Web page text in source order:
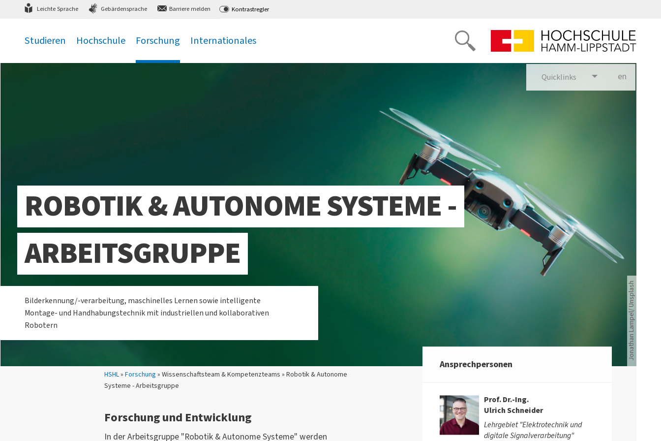
zum Hauptmenü zum Inhalt,
Leichte Sprache Gebärdensprache Barriere melden Kontrastregler
Studieren Hochschule Forschung Internationales
Quicklinks en
Sie sind hier:
HSHL» Forschung » Wissenschaftsteam & Kompetenzteams » Robotik & Autonome
Systeme - Arbeitsgruppe
Eine fliegende Drohne.
Jonathan Lampel/ Unsplash
ROBOTIK & AUTONOME SYSTEME -
ARBEITSGRUPPE
Bilderkennung/-verarbeitung, maschinelles Lernen sowie intelligente
Montage- und Handhabungstechnik mit industriellen und kollaborativen
Robotern
Forschung und Entwicklung
In der Arbeitsgruppe "Robotik & Autonome Systeme" werden
Ansprechpersonen
Prof. Dr.-Ing.
Ulrich Schneider
Lehrgebiet "Elektrotechnik und
digitale Signalverarbeitung"